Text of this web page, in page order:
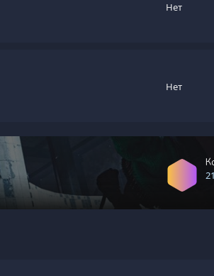
Нет
Нет